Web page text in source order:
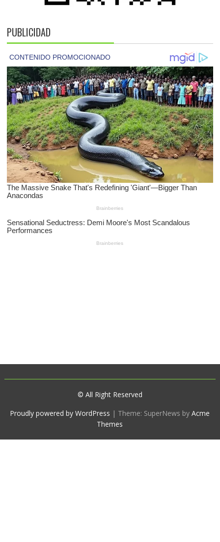
PUBLICIDAD
© All Right Reserved
Proudly powered by WordPress | Theme: SuperNews byAcme
Themes